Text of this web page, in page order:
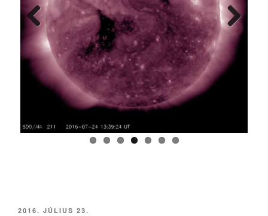
Previ
ous
Next
BEKÜLDVE:
2016. JÚLIUS 23.